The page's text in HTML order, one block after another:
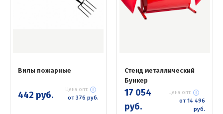
Вилы пожарные
442 руб. Цена опт:
от 376 руб.
Стенд металлический
Бункер
17 054
руб.
Цена опт:
от 14 496
руб.